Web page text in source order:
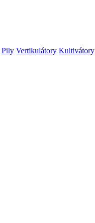
Pily Vertikulátory Kultivátory